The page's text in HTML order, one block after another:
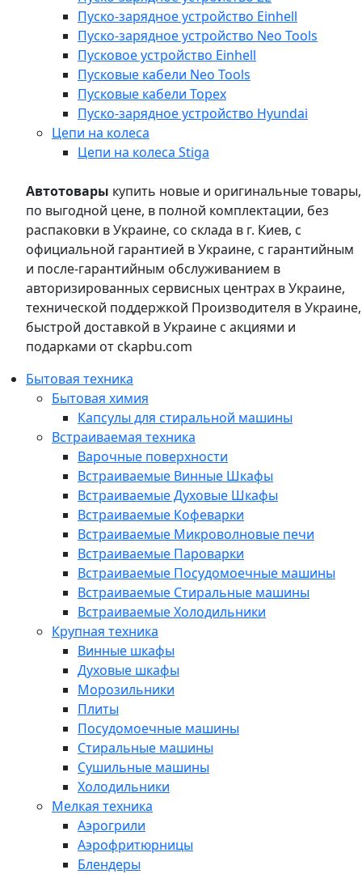
Пуско-зарядное устройство Einhell
Пуско-зарядное устройство Neo Tools
Пусковое устройство Einhell
Пусковые кабели Neo Tools
Пусковые кабели Topex
Пуско-зарядное устройство Hyundai
Цепи на колеса
Цепи на колеса Stiga
Автотовары купить новые и оригинальные товары,
по выгодной цене, в полной комплектации, без
распаковки в Украине, со склада в г. Киев, с
официальной гарантией в Украине, с гарантийным
и после-гарантийным обслуживанием в
авторизированных сервисных центрах в Украине,
технической поддержкой Производителя в Украине,
быстрой доставкой в Украине с акциями и
подарками от ckapbu.com
Бытовая техника
Бытовая химия
Капсулы для стиральной машины
Встраиваемая техника
Варочные поверхности
Встраиваемые Винные Шкафы
Встраиваемые Духовые Шкафы
Встраиваемые Кофеварки
Встраиваемые Микроволновые печи
Встраиваемые Пароварки
Встраиваемые Посудомоечные машины
Встраиваемые Стиральные машины
Встраиваемые Холодильники
Крупная техника
Винные шкафы
Духовые шкафы
Морозильники
Плиты
Посудомоечные машины
Стиральные машины
Сушильные машины
Холодильники
Мелкая техника
Аэрогрили
Аэрофритюрницы
Блендеры